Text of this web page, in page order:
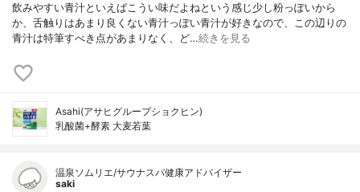
飲みやすい青汁といえばこうい味だよねという感じ少し粉っぽいから
か、舌触りはあまり良くない青汁っぽい青汁が好きなので、この辺りの
青汁は特筆すべき点があまりなく、ど…続きを見る
Asahi(アサヒグループショクヒン)
乳酸菌+酵素 大麦若葉
温泉ソムリエ/サウナスパ健康アドバイザー
saki